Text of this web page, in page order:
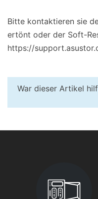
Bitte kontaktieren sie
ertönt oder der Soft-
https://
War dieser Artikel